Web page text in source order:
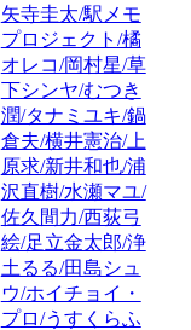
矢寺圭太/駅メモ
プロジェクト/橘
オレコ/岡村星/草
下シンヤ/むつき
潤/タナミユキ/鍋
倉夫/横井憲治/上
原求/新井和也/浦
沢直樹/水瀬マユ/
佐久間力/西荻弓
絵/足立金太郎/浄
土るる/田島シュ
ウ/ホイチョイ・
プロ/うすくらふ